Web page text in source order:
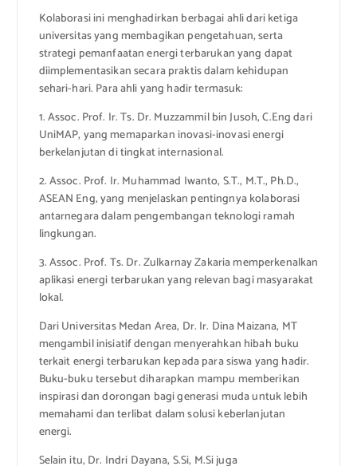
Kolaborasi ini menghadirkan berbagai ahli dari ketiga
universitas yang membagikan pengetahuan, serta
strategi pemanfaatan energi terbarukan yang dapat
diimplementasikan secara praktis dalam kehidupan
sehari-hari. Para ahli yang hadir termasuk:
1. Assoc. Prof. Ir. Ts. Dr. Muzzammil bin Jusoh, C.Eng dari
UniMAP, yang memaparkan inovasi-inovasi energi
berkelanjutan di tingkat internasional.
2. Assoc. Prof. Ir. Muhammad Iwanto, S.T., M.T., Ph.D.,
ASEAN Eng, yang menjelaskan pentingnya kolaborasi
antarnegara dalam pengembangan teknologi ramah
lingkungan.
3. Assoc. Prof. Ts. Dr. Zulkarnay Zakaria memperkenalkan
aplikasi energi terbarukan yang relevan bagi masyarakat
lokal.
Dari Universitas Medan Area, Dr. Ir. Dina Maizana, MT
mengambil inisiatif dengan menyerahkan hibah buku
terkait energi terbarukan kepada para siswa yang hadir.
Buku-buku tersebut diharapkan mampu memberikan
inspirasi dan dorongan bagi generasi muda untuk lebih
memahami dan terlibat dalam solusi keberlanjutan
energi.
Selain itu, Dr. Indri Dayana, S.Si, M.Si juga